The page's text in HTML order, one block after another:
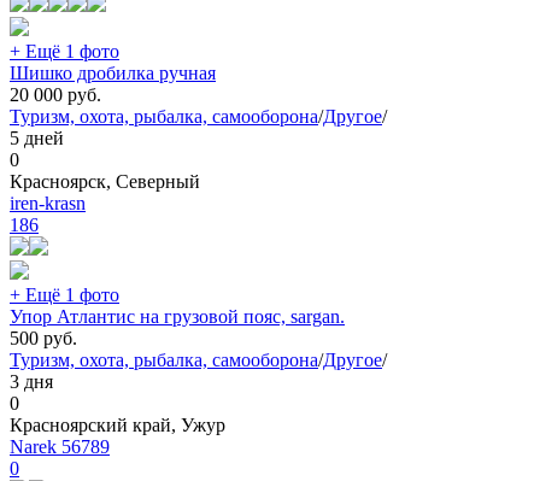
+ Ещё 1 фото
Шишко дробилка ручная
20 000 руб.
Туризм, охота, рыбалка, самооборона/Другое/
5 дней
0
Красноярск, Северный
iren-krasn
186
+ Ещё 1 фото
Упор Атлантис на грузовой пояс, sargan.
500 руб.
Туризм, охота, рыбалка, самооборона/Другое/
3 дня
0
Красноярский край, Ужур
Narek 56789
0